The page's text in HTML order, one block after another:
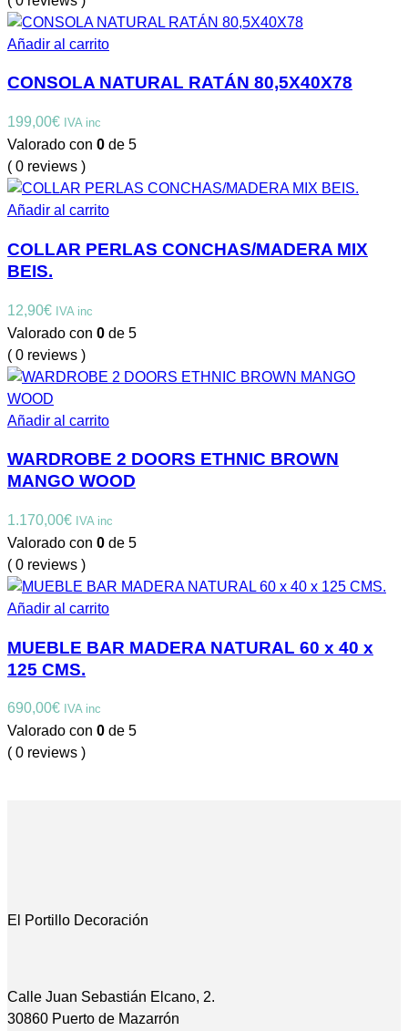
Añadir al carrito
CONSOLA NATURAL RATÁN 80,5X40X78
199,00€ IVA inc
Valorado con 0 de 5
( 0 reviews )
Añadir al carrito
COLLAR PERLAS CONCHAS/MADERA MIX
BEIS.
12,90€ IVA inc
Valorado con 0 de 5
( 0 reviews )
Añadir al carrito
WARDROBE 2 DOORS ETHNIC BROWN
MANGO WOOD
1.170,00€ IVA inc
Valorado con 0 de 5
( 0 reviews )
Añadir al carrito
MUEBLE BAR MADERA NATURAL 60 x 40 x
125 CMS.
690,00€ IVA inc
Valorado con 0 de 5
( 0 reviews )
El Portillo Decoración
Calle Juan Sebastián Elcano, 2.
30860 Puerto de Mazarrón